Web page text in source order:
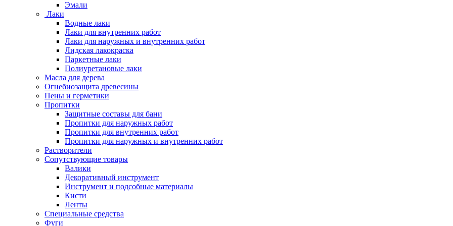
Эмали
Лаки
Водные лаки
Лаки для внутренних работ
Лаки для наружных и внутренних работ
Лидская лакокраска
Паркетные лаки
Полиуретановые лаки
Масла для дерева
Огнебиозащита древесины
Пены и герметики
Пропитки
Защитные составы для бани
Пропитки для наружных работ
Пропитки для внутренних работ
Пропитки для наружных и внутренних работ
Растворители
Сопутствующие товары
Валики
Декоративный инструмент
Инструмент и подсобные материалы
Кисти
Ленты
Специальные средства
Фуги